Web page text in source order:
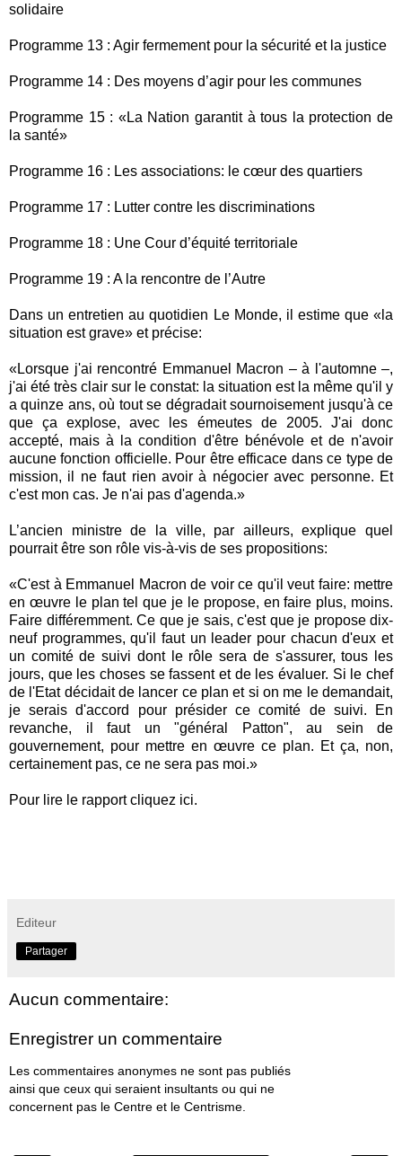
solidaire
Programme 13 : Agir fermement pour la sécurité et la justice
Programme 14 : Des moyens d’agir pour les communes
Programme 15 : «La Nation garantit à tous la protection de
la santé»
Programme 16 : Les associations: le cœur des quartiers
Programme 17 : Lutter contre les discriminations
Programme 18 : Une Cour d’équité territoriale
Programme 19 : A la rencontre de l’Autre
Dans un entretien au quotidien Le Monde, il estime que «la
situation est grave» et précise:
«Lorsque j'ai rencontré Emmanuel Macron – à l'automne –,
j'ai été très clair sur le constat: la situation est la même qu'il y
a quinze ans, où tout se dégradait sournoisement jusqu'à ce
que ça explose, avec les émeutes de 2005. J'ai donc
accepté, mais à la condition d'être bénévole et de n'avoir
aucune fonction officielle. Pour être efficace dans ce type de
mission, il ne faut rien avoir à négocier avec personne. Et
c'est mon cas. Je n'ai pas d'agenda.»
L’ancien ministre de la ville, par ailleurs, explique quel
pourrait être son rôle vis-à-vis de ses propositions:
«C'est à Emmanuel Macron de voir ce qu'il veut faire: mettre
en œuvre le plan tel que je le propose, en faire plus, moins.
Faire différemment. Ce que je sais, c'est que je propose dix-
neuf programmes, qu'il faut un leader pour chacun d'eux et
un comité de suivi dont le rôle sera de s'assurer, tous les
jours, que les choses se fassent et de les évaluer. Si le chef
de l'Etat décidait de lancer ce plan et si on me le demandait,
je serais d'accord pour présider ce comité de suivi. En
revanche, il faut un "général Patton", au sein de
gouvernement, pour mettre en œuvre ce plan. Et ça, non,
certainement pas, ce ne sera pas moi.»
Pour lire le rapportcliquez ici.
Editeur
Partager
Aucun commentaire:
Enregistrer un commentaire
Les commentaires anonymes ne sont pas publiés
ainsi que ceux qui seraient insultants ou qui ne
concernent pas le Centre et le Centrisme.